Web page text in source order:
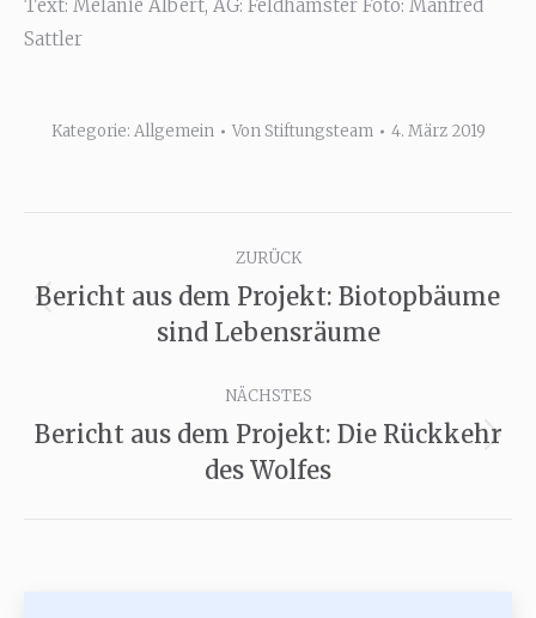
Text: Melanie Albert, AG: Feldhamster Foto: Manfred
Sattler
Kategorie: Allgemein Von Stiftungsteam 4. März 2019
Kommentarnavigation
ZURÜCK
Vorheriger
Beitrag:
Bericht aus dem Projekt: Biotopbäume
sind Lebensräume
NÄCHSTES
Nächster
Beitrag:
Bericht aus dem Projekt: Die Rückkehr
des Wolfes